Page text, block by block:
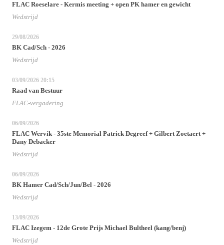
FLAC Roeselare - Kermis meeting + open PK hamer en gewicht
Wedstrijd
29/08/2026
BK Cad/Sch - 2026
Wedstrijd
03/09/2026 20:15
Raad van Bestuur
FLAC-vergadering
06/09/2026
FLAC Wervik - 35ste Memorial Patrick Degreef + Gilbert Zoetaert +
Dany Debacker
Wedstrijd
06/09/2026
BK Hamer Cad/Sch/Jun/Bel - 2026
Wedstrijd
13/09/2026
FLAC Izegem - 12de Grote Prijs Michael Bultheel (kang/benj)
Wedstrijd